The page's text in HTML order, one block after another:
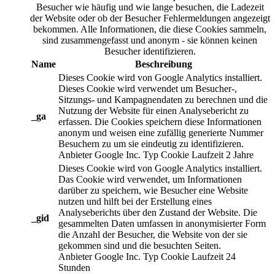
Besucher wie häufig und wie lange besuchen, die Ladezeit
der Website oder ob der Besucher Fehlermeldungen angezeigt
bekommen. Alle Informationen, die diese Cookies sammeln,
sind zusammengefasst und anonym - sie können keinen
Besucher identifizieren.
Name
Beschreibung
_ga
Dieses Cookie wird von Google Analytics installiert.
Dieses Cookie wird verwendet um Besucher-,
Sitzungs- und Kampagnendaten zu berechnen und die
Nutzung der Website für einen Analysebericht zu
erfassen. Die Cookies speichern diese Informationen
anonym und weisen eine zufällig generierte Nummer
Besuchern zu um sie eindeutig zu identifizieren.
Anbieter Google Inc. Typ Cookie Laufzeit 2 Jahre
_gid
Dieses Cookie wird von Google Analytics installiert.
Das Cookie wird verwendet, um Informationen
darüber zu speichern, wie Besucher eine Website
nutzen und hilft bei der Erstellung eines
Analyseberichts über den Zustand der Website. Die
gesammelten Daten umfassen in anonymisierter Form
die Anzahl der Besucher, die Website von der sie
gekommen sind und die besuchten Seiten.
Anbieter Google Inc. Typ Cookie Laufzeit 24
Stunden